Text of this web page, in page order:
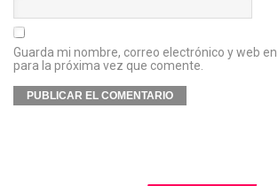
Guarda mi nombre, correo electrónico y web
para la próxima vez que comente.